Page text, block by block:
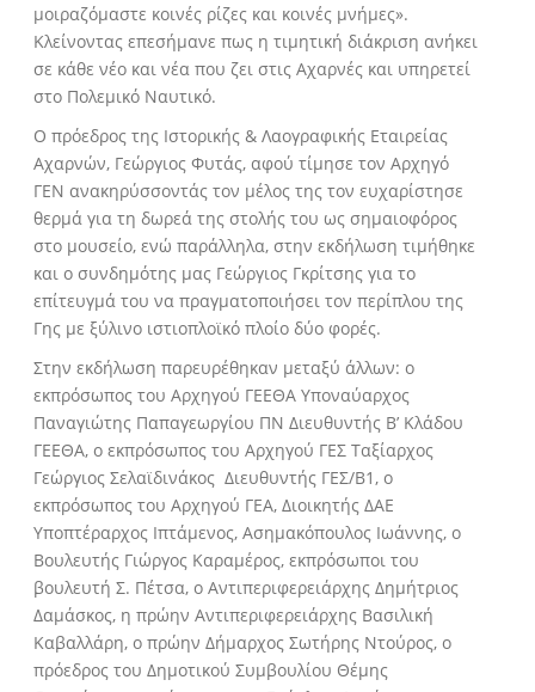
μοιραζόμαστε κοινές ρίζες και κοινές μνήμες».
Κλείνοντας επεσήμανε πως η τιμητική διάκριση ανήκει
σε κάθε νέο και νέα που ζει στις Αχαρνές και υπηρετεί
στο Πολεμικό Ναυτικό.
Ο πρόεδρος της Ιστορικής & Λαογραφικής Εταιρείας
Αχαρνών, Γεώργιος Φυτάς, αφού τίμησε τον Αρχηγό
ΓΕΝ ανακηρύσσοντάς τον μέλος της τον ευχαρίστησε
θερμά για τη δωρεά της στολής του ως σημαιοφόρος
στο μουσείο, ενώ παράλληλα, στην εκδήλωση τιμήθηκε
και ο συνδημότης μας Γεώργιος Γκρίτσης για το
επίτευγμά του να πραγματοποιήσει τον περίπλου της
Γης με ξύλινο ιστιοπλοϊκό πλοίο δύο φορές.
Στην εκδήλωση παρευρέθηκαν μεταξύ άλλων: ο
εκπρόσωπος του Αρχηγού ΓΕΕΘΑ Υποναύαρχος
Παναγιώτης Παπαγεωργίου ΠΝ Διευθυντής Β’ Κλάδου
ΓΕΕΘΑ, ο εκπρόσωπος του Αρχηγού ΓΕΣ Ταξίαρχος
Γεώργιος Σελαϊδινάκος Διευθυντής ΓΕΣ/Β1, ο
εκπρόσωπος του Αρχηγού ΓΕΑ, Διοικητής ΔΑΕ
Υποπτέραρχος Ιπτάμενος, Ασημακόπουλος Ιωάννης, ο
Βουλευτής Γιώργος Καραμέρος, εκπρόσωποι του
βουλευτή Σ. Πέτσα, ο Αντιπεριφερειάρχης Δημήτριος
Δαμάσκος, η πρώην Αντιπεριφερειάρχης Βασιλική
Καβαλλάρη, ο πρώην Δήμαρχος Σωτήρης Ντούρος, ο
πρόεδρος του Δημοτικού Συμβουλίου Θέμης